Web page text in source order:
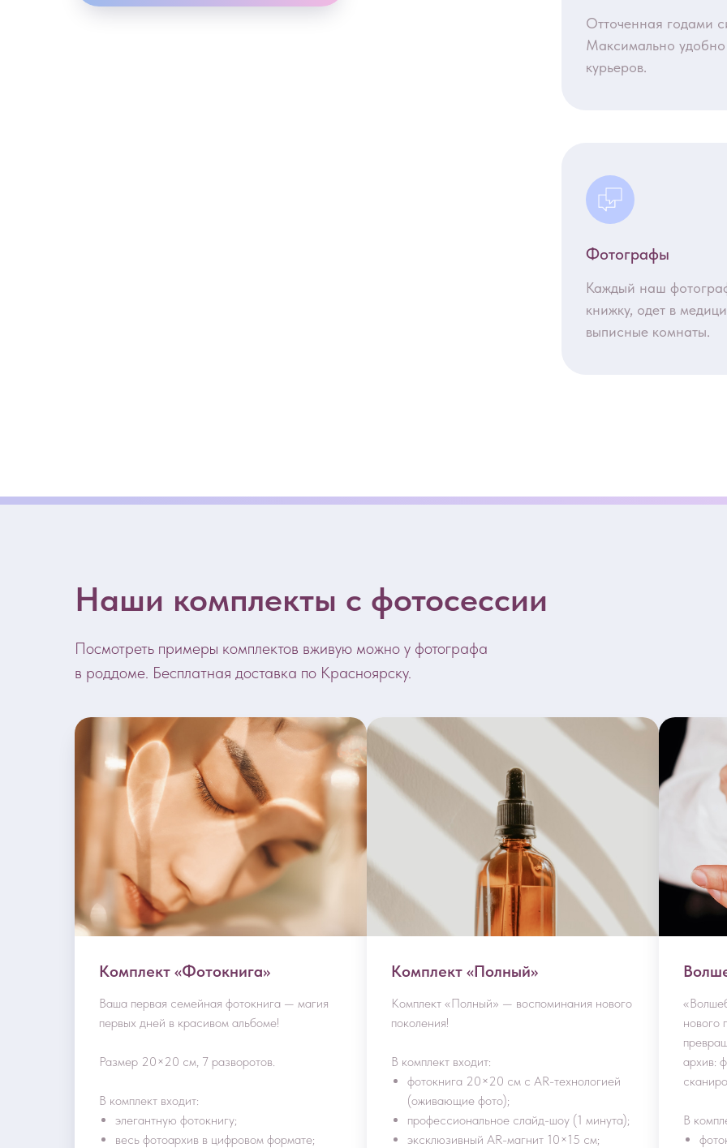
Отточенная годами
Максимально
курьеров.
Фотографы
Каждый наш
книжку, одет в
выписные комнаты.
Наши комплекты с фотосессии
Посмотреть примеры комплектов вживую можно у фотографа
в роддоме. Бесплатная доставка по Красноярску.
Комплект «Фотокнига»
Ваша первая семейная фотокнига — магия
первых дней в красивом альбоме!
Размер 20×20 см, 7 разворотов.
В комплект входит:
элегантную фотокнигу;
весь фотоархив в цифровом формате;
Комплект «Полный»
Комплект «Полный» — воспоминания нового
поколения!
В комплект входит:
фотокнига 20×20 см с AR-технологией
(оживающие фото);
профессиональное слайд-шоу (1 минута);
эксклюзивный AR-магнит 10×15 см;
нового
архив:
В